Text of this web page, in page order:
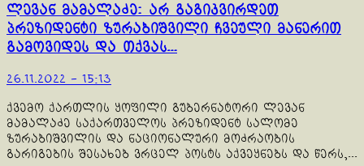
ლევან მამალაძე: არ გაგიკვირდეთ
პრეზიდენტი ზურაბიშვილი ჩვეული მანერით
გამოვიდეს და თქვას…
26.11.2022 - 15:13
ქვემო ქართლის ყოფილი გუბერნატორი ლევან
მამალაძე საქართველოს პრეზიდენტ სალომე
ზურაბიშვილის და ნაციონალური მოძრაობის
გარიგების შესახებ ვრცელ პოსტს აქვეყნებს და წერს,...